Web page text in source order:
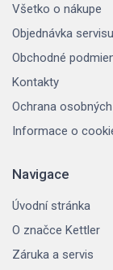
Všetko o nákupe
Objednávka servisu
Obchodné
Kontakty
Ochrana
Informace o
Navigace
Úvodní stránka
O značce Kettler
Záruka a servis